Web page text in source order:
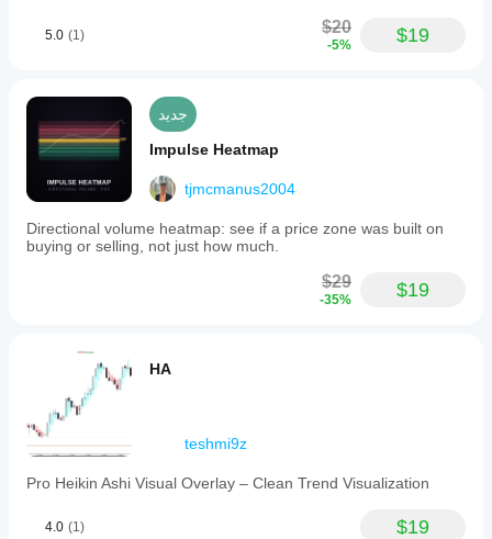
5.0 (1) $20
-5% $19
جديد
Impulse Heatmap
tjmcmanus2004
Directional volume heatmap: see if a price zone was built on
buying or selling, not just how much.
$29
-35% $19
HA
teshmi9z
Pro Heikin Ashi Visual Overlay – Clean Trend Visualization
4.0 (1) $19